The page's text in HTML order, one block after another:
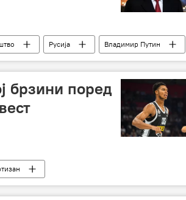
Русија Владимир Путин
брзини поред